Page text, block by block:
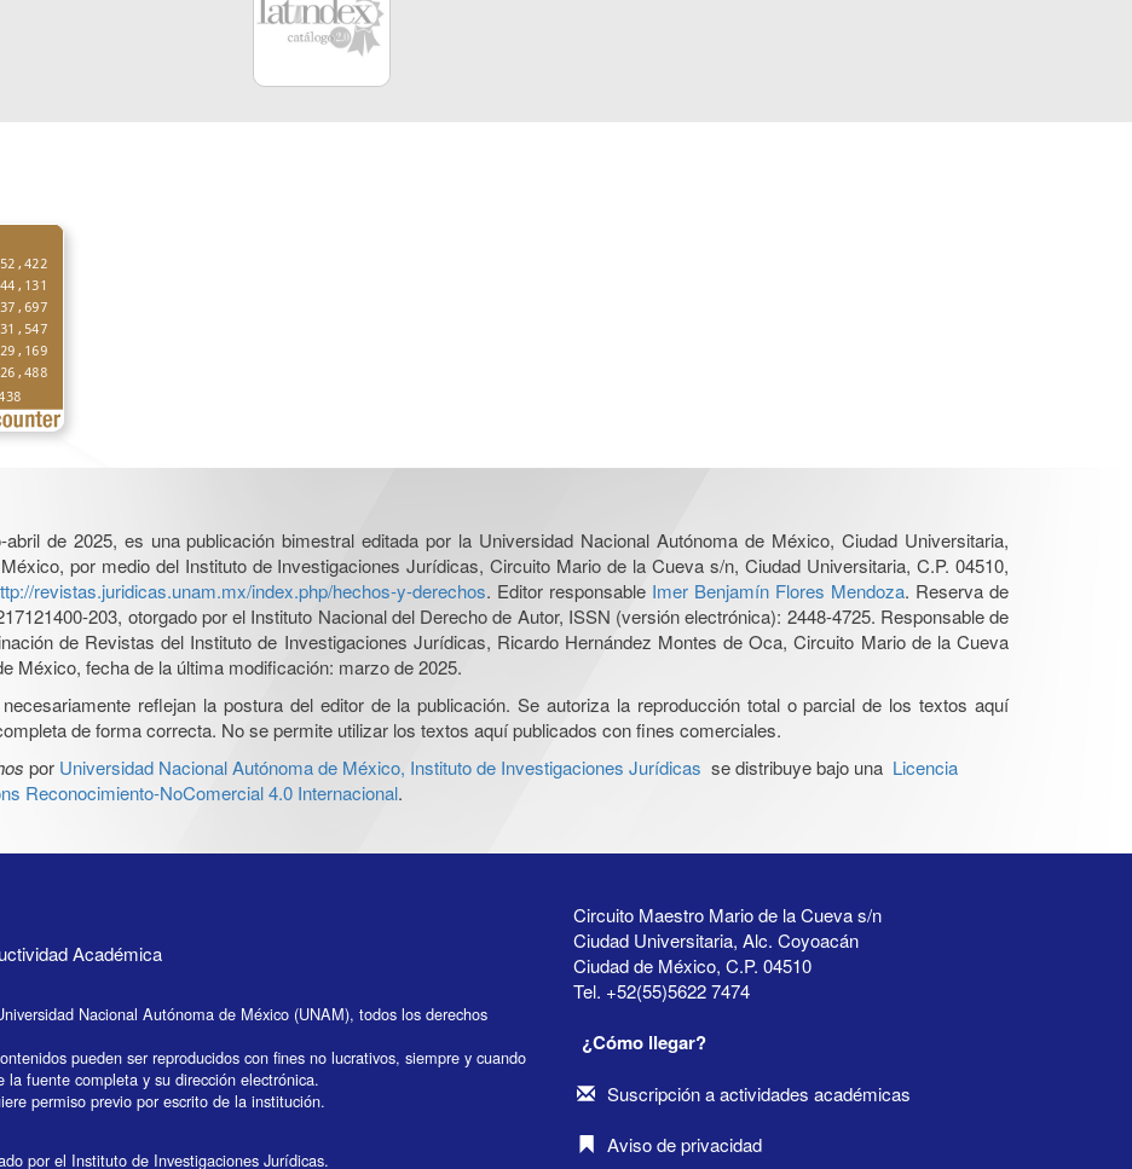
de 2025, es una publicación bimestral editada por la Universidad Nacional Autónoma de México, Ciudad Universitaria,
por medio del Instituto de Investigaciones Jurídicas, Circuito Mario de la Cueva s/n, Ciudad Universitaria, C.P. 04510,
revistas.juridicas.unam.mx/index.php/hechos-y-derechos. Editor responsable Imer Benjamín Flores Mendoza. Reserva de
203, otorgado por el Instituto Nacional del Derecho de Autor, ISSN (versión electrónica): 2448-4725. Responsable de
de Revistas del Instituto de Investigaciones Jurídicas, Ricardo Hernández Montes de Oca, Circuito Mario de la Cueva
México, fecha de la última modificación: marzo de 2025.
reflejan la postura del editor de la publicación. Se autoriza la reproducción total o parcial de los textos aquí
de forma correcta. No se permite utilizar los textos aquí publicados con fines comerciales.
por Universidad Nacional Autónoma de México, Instituto de Investigaciones Jurídicas se distribuye bajo una Licencia
Reconocimiento-NoComercial 4.0 Internacional.
Académica
Nacional Autónoma de México (UNAM), todos los derechos
pueden ser reproducidos con fines no lucrativos, siempre y cuando
la fuente completa y su dirección electrónica.
permiso previo por escrito de la institución.
por el Instituto de Investigaciones Jurídicas.
Circuito Maestro Mario de la Cueva s/n
Ciudad Universitaria, Alc. Coyoacán
Ciudad de México, C.P. 04510
Tel. +52(55)5622 7474
¿Cómo llegar?
Suscripción a actividades académicas
Aviso de privacidad